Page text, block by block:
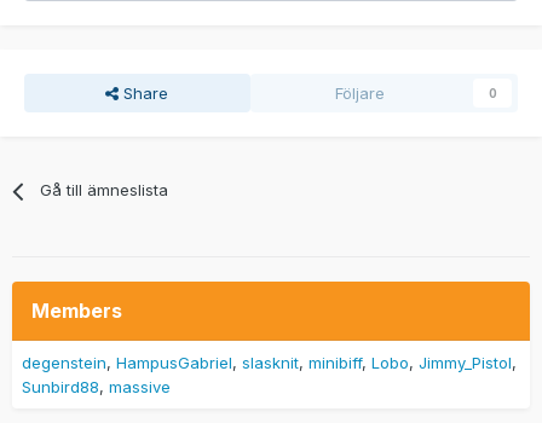
Share Följare 0
Gå till ämneslista
Members
degenstein HampusGabriel slasknit minibiff Lobo Jimmy_Pistol
Sunbird88 massive